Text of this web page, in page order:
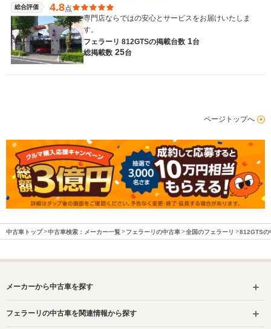
総合評価 4.8点
専門店ならではの安心とサービスをお届けいたしま
す。
フェラーリ 812GTSの掲載台数 1台
総掲載数 25台
ページトップへ
中古車トップ 中古車検索：メーカー一覧 フェラーリの中古車 全国のフェラーリ 812GTSの
メーカーから中古車を探す
フェラーリの中古車を関連情報から探す